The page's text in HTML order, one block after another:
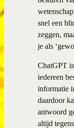
snel een
zeggen,
je als
ChatGPT
iedereen
informatie
daardoor
antwoord
altijd